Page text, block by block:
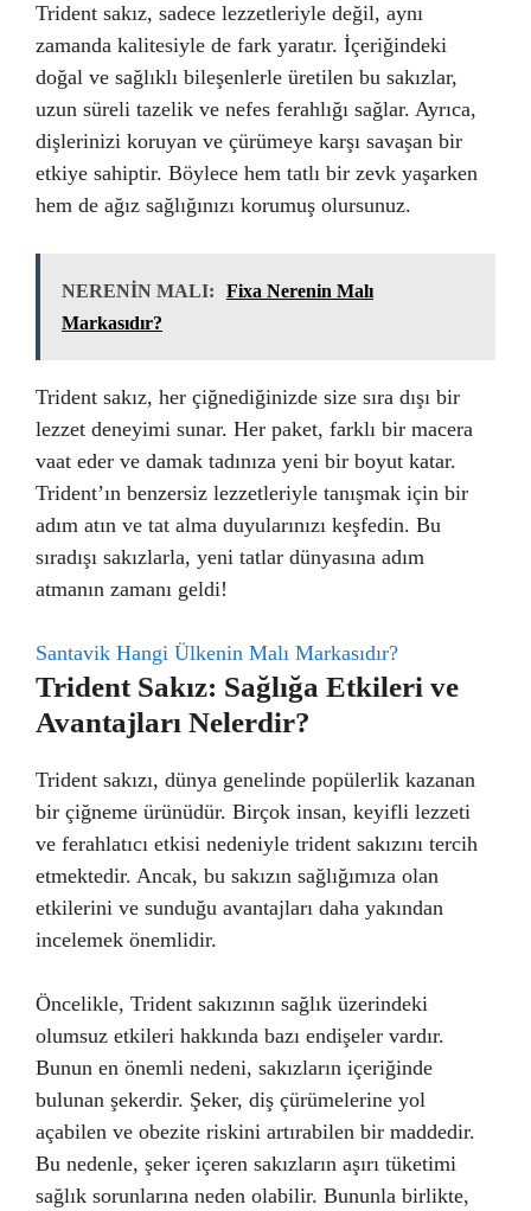
Trident sakız, sadece lezzetleriyle değil, aynı
zamanda kalitesiyle de fark yaratır. İçeriğindeki
doğal ve sağlıklı bileşenlerle üretilen bu sakızlar,
uzun süreli tazelik ve nefes ferahlığı sağlar. Ayrıca,
dişlerinizi koruyan ve çürümeye karşı savaşan bir
etkiye sahiptir. Böylece hem tatlı bir zevk yaşarken
hem de ağız sağlığınızı korumuş olursunuz.
NERENİN MALI:
Fixa Nerenin Malı
Markasıdır?
Trident sakız, her çiğnediğinizde size sıra dışı bir
lezzet deneyimi sunar. Her paket, farklı bir macera
vaat eder ve damak tadınıza yeni bir boyut katar.
Trident’ın benzersiz lezzetleriyle tanışmak için bir
adım atın ve tat alma duyularınızı keşfedin. Bu
sıradışı sakızlarla, yeni tatlar dünyasına adım
atmanın zamanı geldi!
Santavik Hangi Ülkenin Malı Markasıdır?
Trident Sakız: Sağlığa Etkileri ve
Avantajları Nelerdir?
Trident sakızı, dünya genelinde popülerlik kazanan
bir çiğneme ürünüdür. Birçok insan, keyifli lezzeti
ve ferahlatıcı etkisi nedeniyle trident sakızını tercih
etmektedir. Ancak, bu sakızın sağlığımıza olan
etkilerini ve sunduğu avantajları daha yakından
incelemek önemlidir.
Öncelikle, Trident sakızının sağlık üzerindeki
olumsuz etkileri hakkında bazı endişeler vardır.
Bunun en önemli nedeni, sakızların içeriğinde
bulunan şekerdir. Şeker, diş çürümelerine yol
açabilen ve obezite riskini artırabilen bir maddedir.
Bu nedenle, şeker içeren sakızların aşırı tüketimi
sağlık sorunlarına neden olabilir. Bununla birlikte,